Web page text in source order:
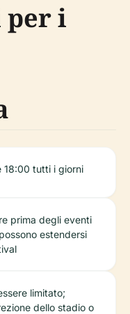
i
18:00 tutti i giorni
prima degli eventi
estendersi
limitato;
dello stadio o